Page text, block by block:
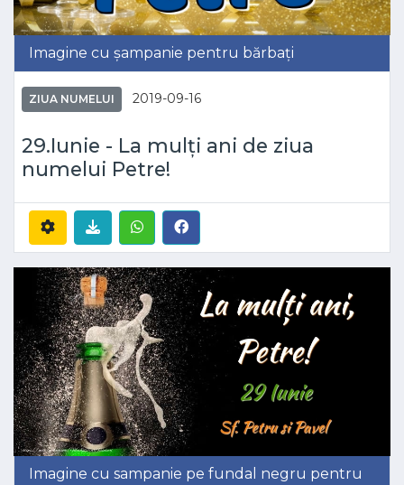
Imagine cu șampanie pentru bărbați
ZIUA NUMELUI 2019-09-16
29.Iunie - La mulți ani de ziua
numelui Petre!
Imagine cu sampanie pe fundal negru pentru